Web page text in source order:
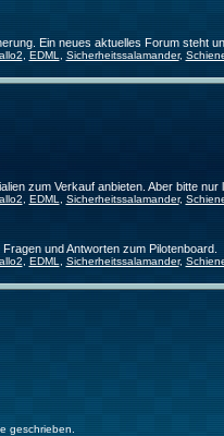
Ein neues aktuelles Forum steht
EDML Sicherheitssalamander,
zum Verkauf anbieten. Aber bitte nur
EDML Sicherheitssalamander,
und Antworten zum Pilotenboard.
EDML Sicherheitssalamander,
geschrieben.